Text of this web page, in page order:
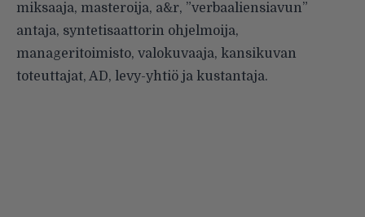
miksaaja, masteroija, a&r, ”verbaaliensiavun”
antaja, syntetisaattorin ohjelmoija,
manageritoimisto, valokuvaaja, kansikuvan
toteuttajat, AD, levy-yhtiö ja kustantaja.